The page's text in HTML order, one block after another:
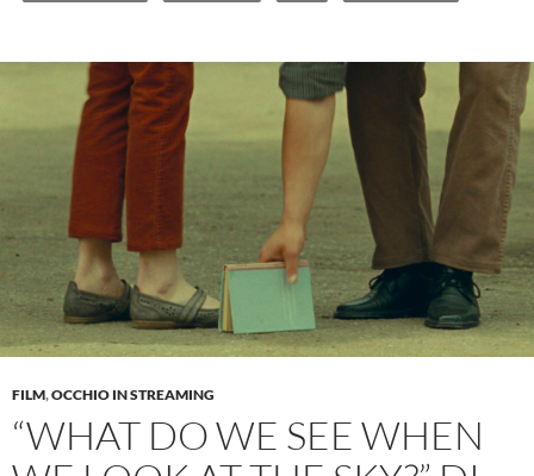
FILM,OCCHIO IN STREAMING
“WHAT DO WE SEE WHEN